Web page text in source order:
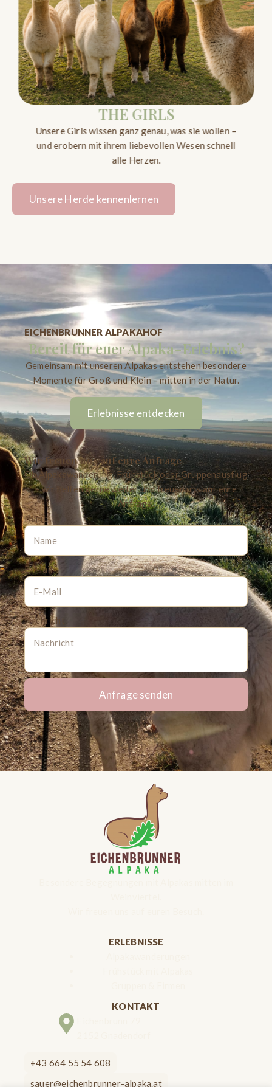
THE GIRLS
Unsere Girls wissen ganz genau, was sie wollen –
und erobern mit ihrem liebevollen Wesen schnell
alle Herzen.
Unsere Herde kennenlernen
EICHENBRUNNER ALPAKAHOF
Bereit für euer Alpaka-Erlebnis?
Gemeinsam mit unseren Alpakas entstehen besondere
Momente für Groß und Klein – mitten in der Natur.
Erlebnisse entdecken
Wir freuen uns auf eure Anfrage
Ob Alpakawanderung, Frühstück oder Gruppenausflug
– wir helfen gerne weiter und freuen uns auf eure
Anfrage.
Name
E-Mail
Nachricht
Anfrage senden
ERLEBNISSE
KONTAKT
+43 664 55 54 608
sauer@eichenbrunner-alpaka.at